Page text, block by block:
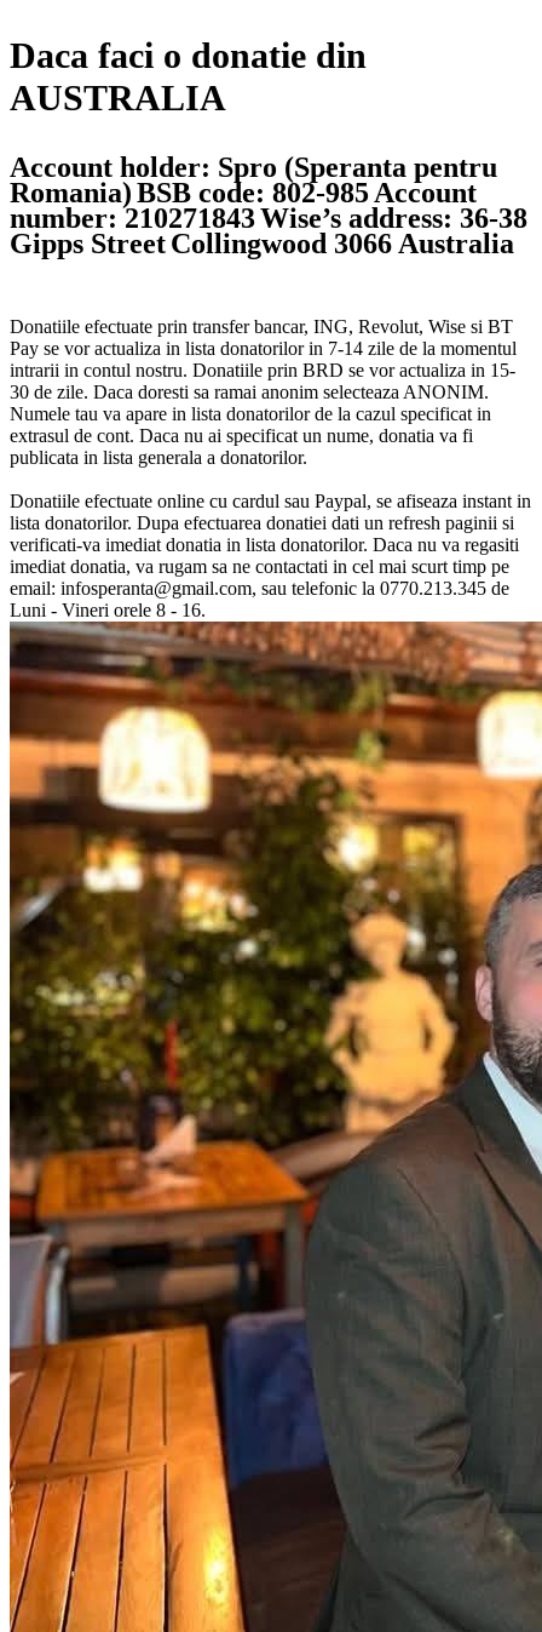
Daca faci o donatie din
AUSTRALIA
Account holder: Spro (Speranta pentru
Romania)BSB code: 802-985Account
number: 210271843Wise’s address: 36-38
Gipps StreetCollingwood 3066 Australia
Donatiile efectuate prin transfer bancar, ING, Revolut, Wise si BT
Pay se vor actualiza in lista donatorilor in 7-14 zile de la momentul
intrarii in contul nostru. Donatiile prin BRD se vor actualiza in 15-
30 de zile. Daca doresti sa ramai anonim selecteaza ANONIM.
Numele tau va apare in lista donatorilor de la cazul specificat in
extrasul de cont. Daca nu ai specificat un nume, donatia va fi
publicata in lista generala a donatorilor.
Donatiile efectuate online cu cardul sau Paypal, se afiseaza instant in
lista donatorilor. Dupa efectuarea donatiei dati un refresh paginii si
verificati-va imediat donatia in lista donatorilor. Daca nu va regasiti
imediat donatia, va rugam sa ne contactati in cel mai scurt timp pe
email: infosperanta@gmail.com, sau telefonic la 0770.213.345 de
Luni - Vineri orele 8 - 16.